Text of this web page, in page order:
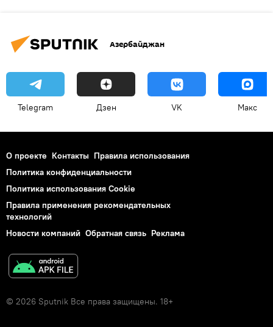
Азербайджан
Telegram Дзен VK Макс
О проекте Контакты Правила использования
Политика конфиденциальности
Политика использования Cookie
Правила применения рекомендательных
технологий
Новости компаний Обратная связь Реклама
© 2026 Sputnik Все права защищены. 18+